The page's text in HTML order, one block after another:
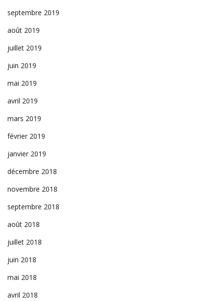
septembre 2019
août 2019
juillet 2019
juin 2019
mai 2019
avril 2019
mars 2019
février 2019
janvier 2019
décembre 2018
novembre 2018
septembre 2018
août 2018
juillet 2018
juin 2018
mai 2018
avril 2018